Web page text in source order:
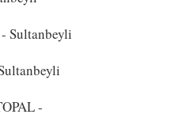
- Sultanbeyli
-